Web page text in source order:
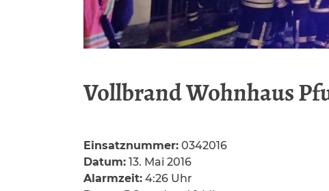
Vollbrand Wohnhaus
Einsatznummer: 0342016
Datum: 13. Mai 2016
Alarmzeit: 4:26 Uhr